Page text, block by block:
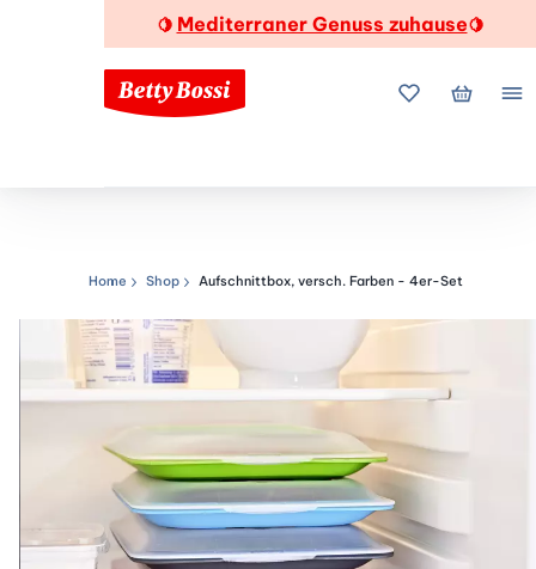
🍋 Mediterraner Genuss zuhause🍋
MeineMein
Navigationspfad
Home Shop Aufschnittbox, versch. Farben - 4er-Set